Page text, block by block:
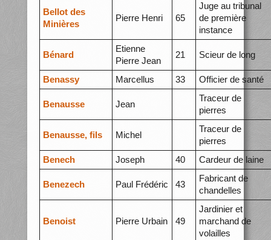
Bellot des
Minières
Pierre Henri 65
Juge au tribunal
de première
instance
Bénard
Etienne
Pierre Jean
21 Scieur de long
Benassy Marcellus 33 Officier de santé
Benausse Jean
Traceur de
pierres
Benausse, fils Michel
Traceur de
pierres
Benech
Joseph 40 Cardeur de laine
Benezech Paul Frédéric 43
Fabricant de
chandelles
Benoist Pierre Urbain 49
Jardinier et
marchand de
volailles